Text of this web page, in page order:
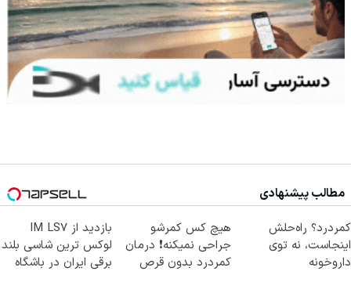
مطالب پیشنهادی
کمردرد؟ راه‌حلش
اینجاست، نه توی
داروخونه
هیچ کس کمرشو
جراحی نمیکنه❗ درمان
کمردرد بدون قرص
بازدید از IM LS7
لوکس ترین شاسی بلند
برقی ایران در باشگاه